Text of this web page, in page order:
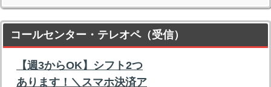
コールセンター・テレオペ（受信）
【週3からOK】シフト2つ
あります！＼スマホ決済ア